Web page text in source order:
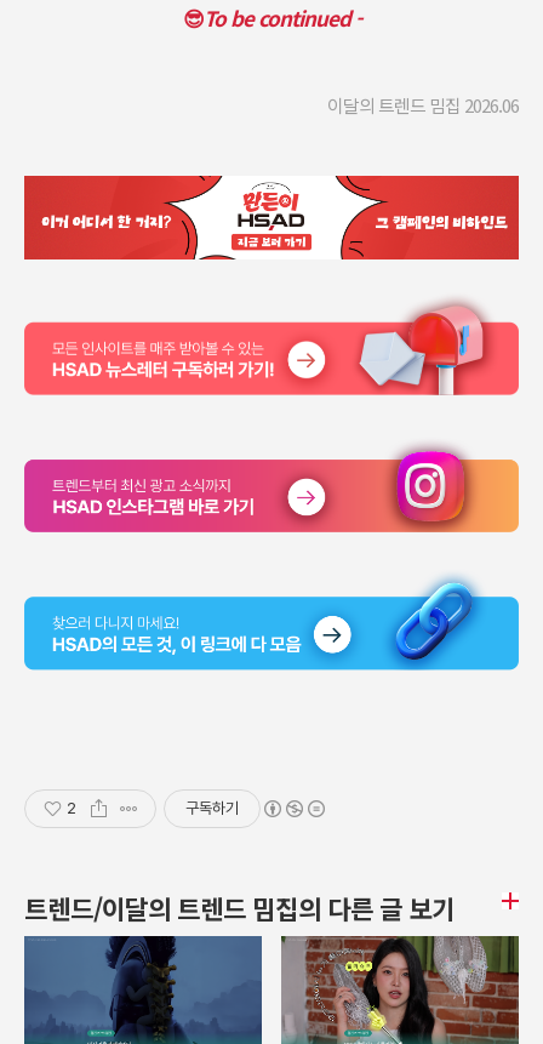
😎To be continued -
이달의 트렌드 밈집 2026.06
2 구독하기
트렌드/이달의 트렌드 밈집의 다른 글 보기